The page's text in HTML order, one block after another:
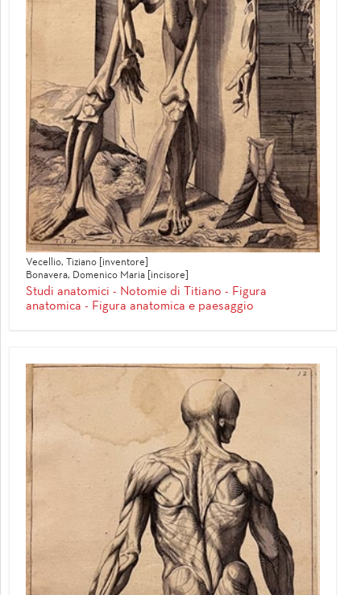
Vecellio, Tiziano [inventore]
Bonavera, Domenico Maria [incisore]
Studi anatomici - Notomie di Titiano - Figura
anatomica - Figura anatomica e paesaggio